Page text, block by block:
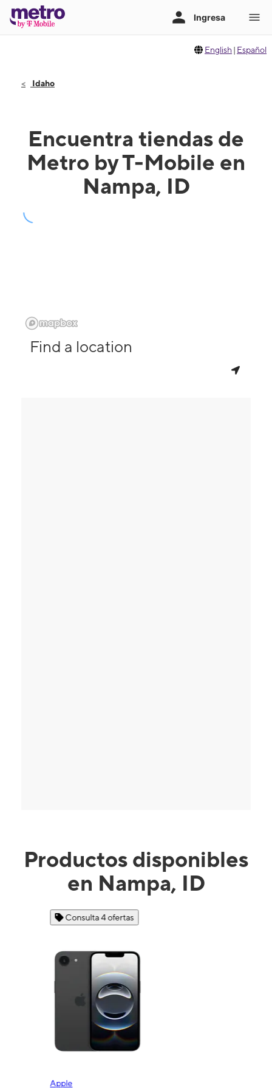
English | Español
Idaho
Encuentra tiendas de
Metro by T-Mobile en
Nampa, ID
Find a location
Productos disponibles
en Nampa, ID
Consulta 4 ofertas